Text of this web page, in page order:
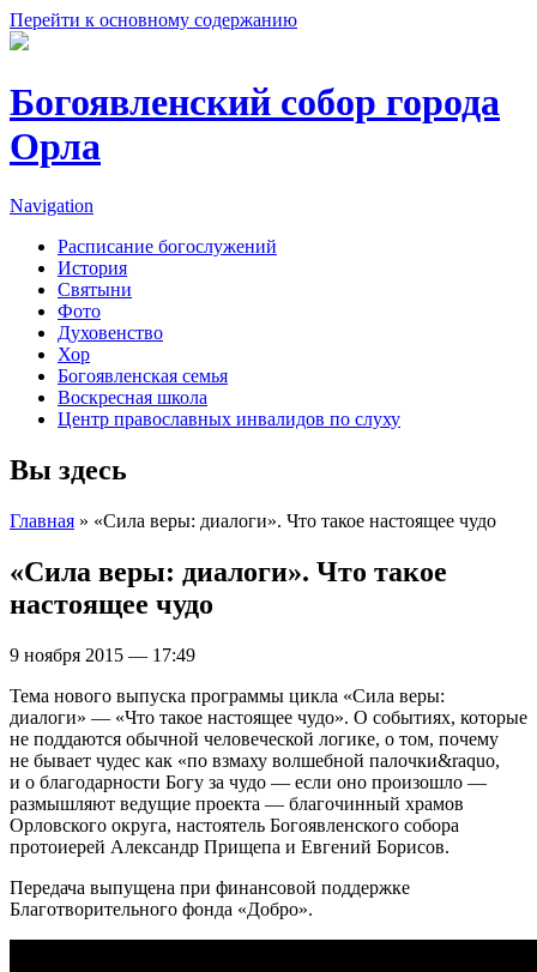
Перейти к основному содержанию
Богоявленский собор города
Орла
Navigation
Расписание богослужений
История
Святыни
Фото
Духовенство
Хор
Богоявленская семья
Воскресная школа
Центр православных инвалидов по слуху
Вы здесь
Главная » «Сила веры: диалоги». Что такое настоящее чудо
«Сила веры: диалоги». Что такое
настоящее чудо
9 ноября 2015 — 17:49
Тема нового выпуска программы цикла «Сила веры:
диалоги» — «Что такое настоящее чудо». О событиях, которые
не поддаются обычной человеческой логике, о том, почему
не бывает чудес как «по взмаху волшебной палочки&raquo,
и о благодарности Богу за чудо — если оно произошло —
размышляют ведущие проекта — благочинный храмов
Орловского округа, настоятель Богоявленского собора
протоиерей Александр Прищепа и Евгений Борисов.
Передача выпущена при финансовой поддержке
Благотворительного фонда «Добро».